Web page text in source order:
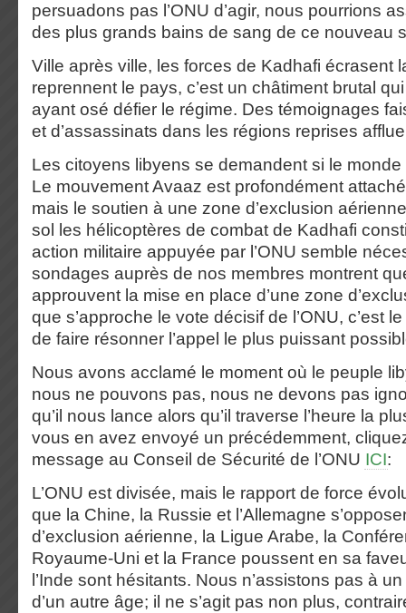
persuadons pas l’ONU d’agir, nous pourrions
des plus grands bains de sang de ce nouveau
Ville après ville, les forces de Kadhafi écrasent
reprennent le pays, c’est un châtiment brutal
ayant osé défier le régime. Des témoignages
et d’assassinats dans les régions reprises
Les citoyens libyens se demandent si le
Le mouvement Avaaz est profondément
mais le soutien à une zone d’exclusion
sol les hélicoptères de combat de Kadhafi
action militaire appuyée par l’ONU semble
sondages auprès de nos membres montrent
approuvent la mise en place d’une zone
que s’approche le vote décisif de l’ONU, c’est
de faire résonner l’appel le plus puissant
Nous avons acclamé le moment où le peuple
nous ne pouvons pas, nous ne devons pas
qu’il nous lance alors qu’il traverse l’heure la
vous en avez envoyé un précédemment,
message au Conseil de Sécurité de l’ONU ICI:
L’ONU est divisée, mais le rapport de force
que la Chine, la Russie et l’Allemagne
d’exclusion aérienne, la Ligue Arabe, la
Royaume-Uni et la France poussent en sa
l’Inde sont hésitants. Nous n’assistons pas à
d’un autre âge; il ne s’agit pas non plus,